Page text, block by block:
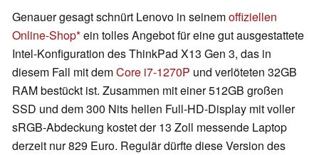
Genauer gesagt schnürt Lenovo in seinemoffiziellen
Online-Shop ein tolles Angebot für eine gut ausgestattete
Intel-Konfiguration des ThinkPad X13 Gen 3, das in
diesem Fall mit demCore i7-1270P und verlöteten 32GB
RAM bestückt ist. Zusammen mit einer 512GB großen
SSD und dem 300 Nits hellen Full-HD-Display mit voller
sRGB-Abdeckung kostet der 13 Zoll messende Laptop
derzeit nur 829 Euro. Regulär dürfte diese Version des